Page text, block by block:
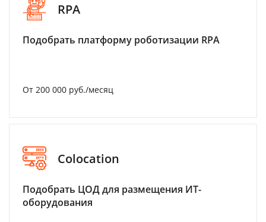
RPA
Подобрать платформу роботизации RPA
От 200 000 руб./месяц
Colocation
Подобрать ЦОД для размещения ИТ-
оборудования